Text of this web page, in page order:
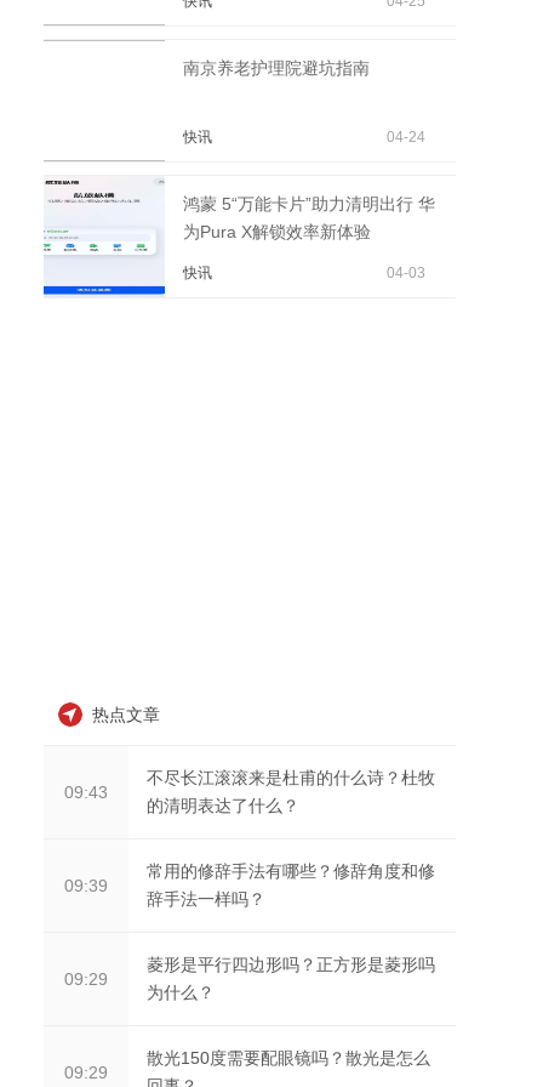
南京养老护理院避坑指南
快讯 04-24
鸿蒙 5“万能卡片”助力清明出行 华
为Pura X解锁效率新体验
快讯 04-03
热点文章
09:43
不尽长江滚滚来是杜甫的什么诗？杜牧
的清明表达了什么？
09:39
常用的修辞手法有哪些？修辞角度和修
辞手法一样吗？
09:29
菱形是平行四边形吗？正方形是菱形吗
为什么？
09:29
散光150度需要配眼镜吗？散光是怎么